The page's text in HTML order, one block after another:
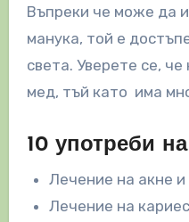
Въпреки че може да
манука, той е
света. Уверете се,
мед, тъй като има
10 употреби
Лечение на акне и
Лечение на кариес